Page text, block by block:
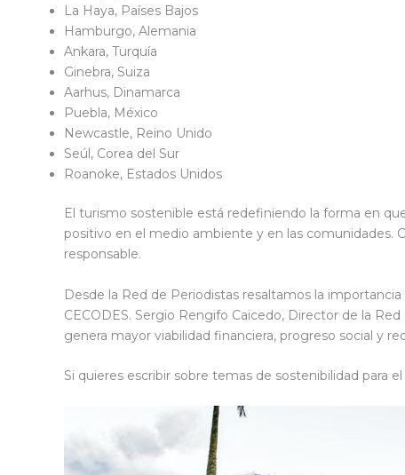
La Haya, Países Bajos
Hamburgo, Alemania
Ankara, Turquía
Ginebra, Suiza
Aarhus, Dinamarca
Puebla, México
Newcastle, Reino Unido
Seúl, Corea del Sur
Roanoke, Estados Unidos
El turismo sostenible está redefiniendo la forma en
positivo en el medio ambiente y en las comunidades.
responsable.
Desde la Red de Periodistas resaltamos la
CECODES. Sergio Rengifo Caicedo, Director de la
genera mayor viabilidad financiera, progreso social y
Si quieres escribir sobre temas de sostenibilidad para